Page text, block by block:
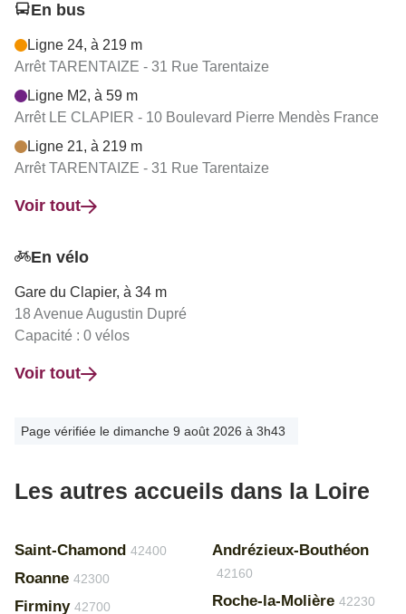
En bus
Ligne 24, à 219 m
Arrêt TARENTAIZE - 31 Rue Tarentaize
Ligne M2, à 59 m
Arrêt LE CLAPIER - 10 Boulevard Pierre Mendès France
Ligne 21, à 219 m
Arrêt TARENTAIZE - 31 Rue Tarentaize
Voir tout
En vélo
Gare du Clapier, à 34 m
18 Avenue Augustin Dupré
Capacité : 0 vélos
Voir tout
Page vérifiée le dimanche 9 août 2026 à 3h43
Les autres accueils dans la Loire
Saint-Chamond 42400
Roanne 42300
Firminy 42700
Andrézieux-Bouthéon
42160
Roche-la-Molière 42230